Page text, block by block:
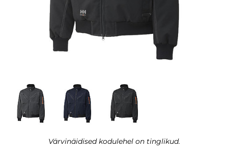
Värvinäidised kodulehel on tinglikud.